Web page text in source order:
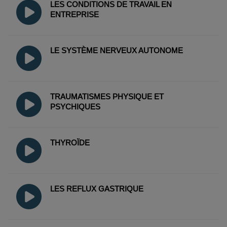
LES CONDITIONS DE TRAVAIL EN
ENTREPRISE
LE SYSTÈME NERVEUX AUTONOME
TRAUMATISMES PHYSIQUE ET
PSYCHIQUES
THYROÏDE
LES REFLUX GASTRIQUE